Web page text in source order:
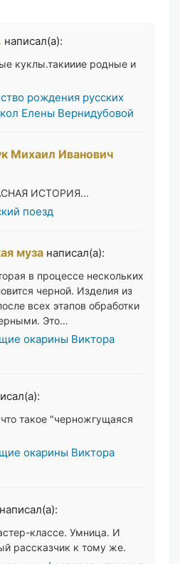
написал(а):
куклы.такииие родные и
рождения русских
Елены Вернидубовой
Михаил Иванович
ИСТОРИЯ...
поезд
муза написал(а):
в процессе нескольких
черной. Изделия из
всех этапов обработки
Это…
окарины Виктора
такое "черножгущаяся
окарины Виктора
написал(а):
классе. Умница. И
рассказчик к тому же.